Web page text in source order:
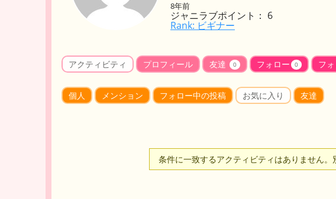
8年前
ジャニラブポイント： 6
Rank: ビギナー
アクティビティ プロフィール 友達 0 フォロー 0 フ
個人 メンション フォロー中の投稿 お気に入り 友達
条件に一致するアクティビティはありません。